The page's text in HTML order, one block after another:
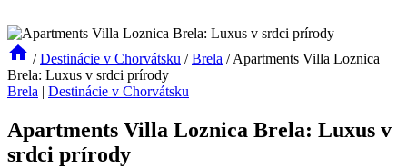
/ Destinácie v Chorvátsku / Brela / Apartments Villa Loznica
Brela: Luxus v srdci prírody
Brela | Destinácie v Chorvátsku
Apartments Villa Loznica Brela: Luxus v
srdci prírody